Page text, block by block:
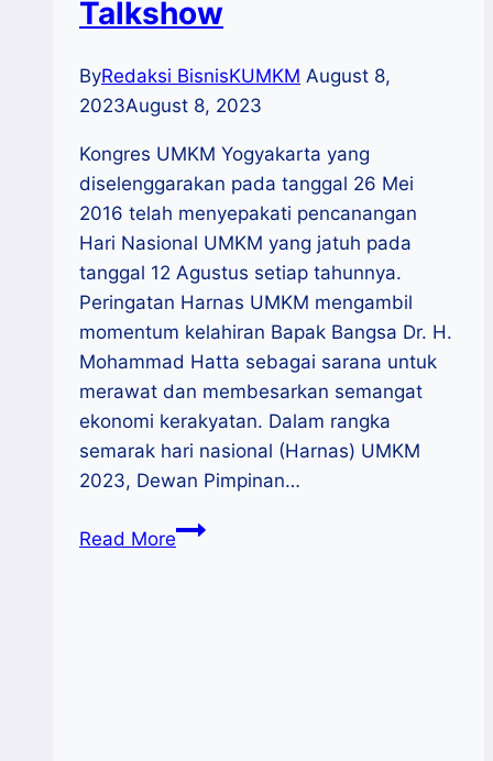
Talkshow
ByRedaksi BisnisKUMKM August 8,
2023August 8, 2023
Kongres UMKM Yogyakarta yang
diselenggarakan pada tanggal 26 Mei
2016 telah menyepakati pencanangan
Hari Nasional UMKM yang jatuh pada
tanggal 12 Agustus setiap tahunnya.
Peringatan Harnas UMKM mengambil
momentum kelahiran Bapak Bangsa Dr. H.
Mohammad Hatta sebagai sarana untuk
merawat dan membesarkan semangat
ekonomi kerakyatan. Dalam rangka
semarak hari nasional (Harnas) UMKM
2023, Dewan Pimpinan…
Read MoreSemarak